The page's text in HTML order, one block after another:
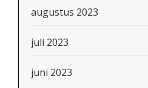
augustus 2023
juli 2023
juni 2023